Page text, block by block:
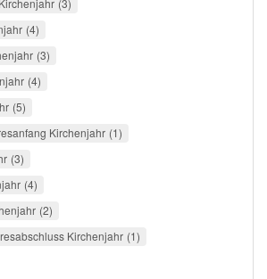
3
4
3
4
5
Kirchenjahr 1
3
4
2
Kirchenjahr 1